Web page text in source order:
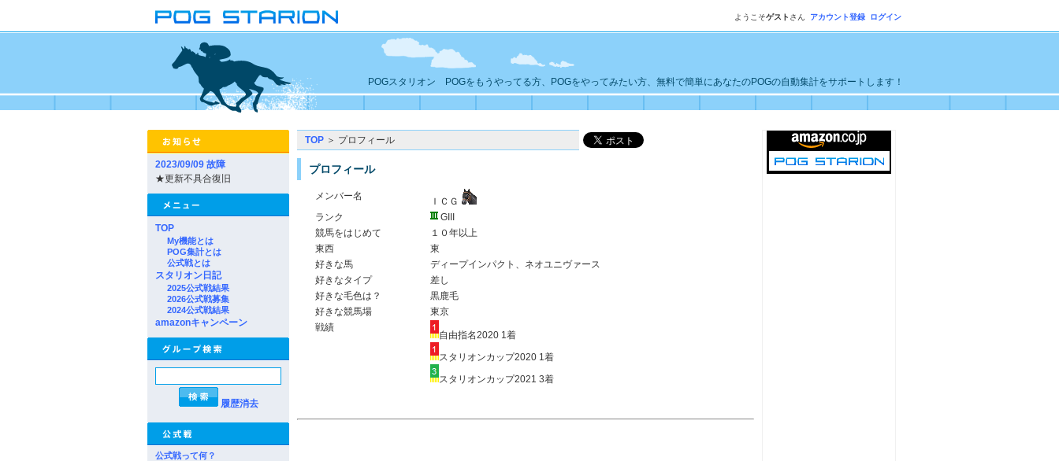
ようこそゲスト さん アカウント登録 ログイン
POGスタリオン POGをもうやってる方、POGをやってみたい方、無料で簡単にあなたのPOGの自動集計をサポートします！
2023/09/09 故障
★更新不具合復旧
TOP
My機能とは
POG集計とは
公式戦とは
スタリオン日記
2025公式戦結果
2026公式戦募集
2024公式戦結果
amazonキャンペーン
履歴消去
公式戦って何？
TOP ＞ プロフィール
プロフィール
メンバー名
ＩＣＧ
ランク
GIII
競馬をはじめて
１０年以上
東西
東
好きな馬
ディープインパクト、ネオユニヴァース
好きなタイプ
差し
好きな毛色は？
黒鹿毛
好きな競馬場
東京
戦績
自由指名2020 1着
スタリオンカップ2020 1着
スタリオンカップ2021 3着